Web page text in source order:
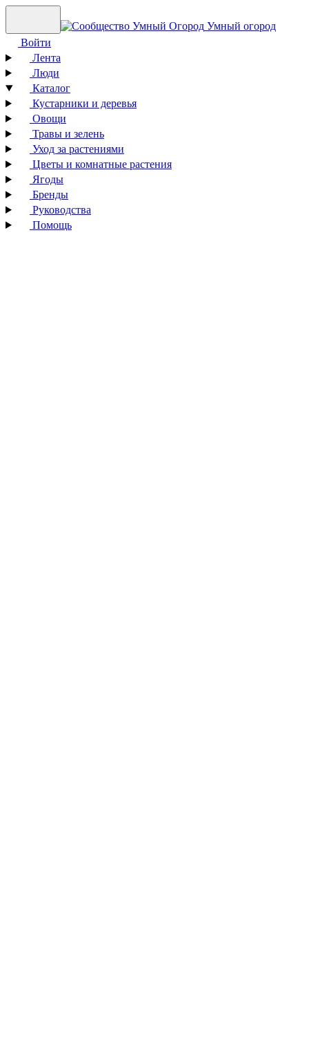
Умный огород
Войти
Лента
Люди
Каталог
Кустарники и деревья
Овощи
Травы и зелень
Уход за растениями
Цветы и комнатные растения
Ягоды
Бренды
Руководства
Помощь